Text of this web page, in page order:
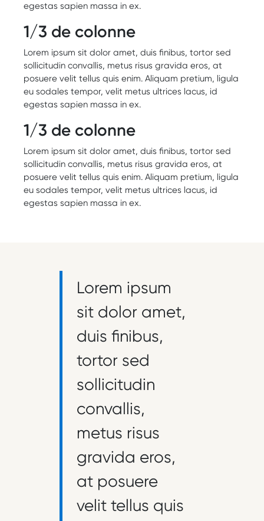
egestas sapien massa in ex.
1/3 de colonne
Lorem ipsum sit dolor amet, duis finibus, tortor sed
sollicitudin convallis, metus risus gravida eros, at
posuere velit tellus quis enim. Aliquam pretium, ligula
eu sodales tempor, velit metus ultrices lacus, id
egestas sapien massa in ex.
1/3 de colonne
Lorem ipsum sit dolor amet, duis finibus, tortor sed
sollicitudin convallis, metus risus gravida eros, at
posuere velit tellus quis enim. Aliquam pretium, ligula
eu sodales tempor, velit metus ultrices lacus, id
egestas sapien massa in ex.
Lorem ipsum
sit dolor amet,
duis finibus,
tortor sed
sollicitudin
convallis,
metus risus
gravida eros,
at posuere
velit tellus quis